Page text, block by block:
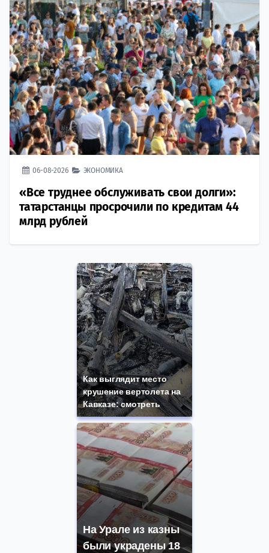
06-08-2026 ЭКОНОМИКА
«Все труднее обслуживать свои долги»:
татарстанцы просрочили по кредитам 44
млрд рублей
Как выглядит место
крушение вертолета на
Кавказе: смотреть
На Урале из казны
были украдены 18